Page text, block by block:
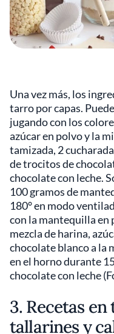
Una vez más, los
tarro por capas.
jugando con los
azúcar en polvo y la
tamizada, 2
de trocitos de
chocolate con leche.
100 gramos de
180° en modo
con la mantequilla en
mezcla de harina,
chocolate blanco a la
en el horno durante
chocolate con leche
3. Recetas
tallarines y